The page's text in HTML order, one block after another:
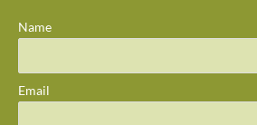
Name
Email